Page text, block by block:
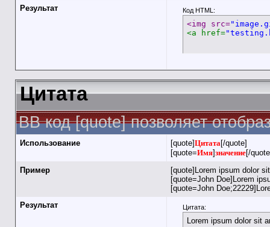
Результат
Код HTML:
<img src=
<a href=
Цитата
BB код [quote] позволяет
Использование [quote]Цитата[/quote]
[quote=Имя]значение[/
Пример
[quote]Lorem ipsum dolor
[quote=John Doe]Lorem
[quote=John
Результат
Цитата:
Lorem ipsum dolor sit